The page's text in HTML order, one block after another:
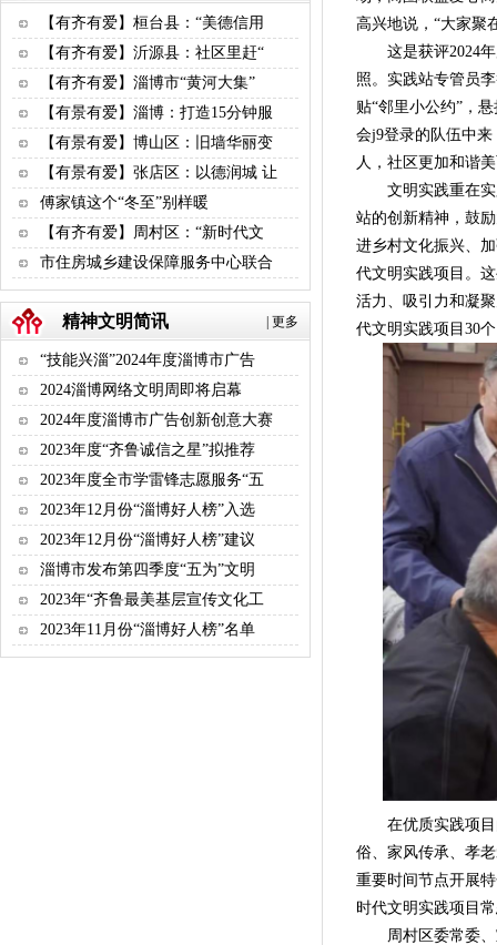
【有齐有爱】桓台县：“美德信用
【有齐有爱】沂源县：社区里赶“
【有齐有爱】淄博市“黄河大集”
【有景有爱】淄博：打造15分钟服
【有景有爱】博山区：旧墙华丽变
【有景有爱】张店区：以德润城 让
傅家镇这个“冬至”别样暖
【有齐有爱】周村区：“新时代文
市住房城乡建设保障服务中心联合
更多
精神文明简讯
“技能兴淄”2024年度淄博市广告
2024淄博网络文明周即将启幕
2024年度淄博市广告创新创意大赛
2023年度“齐鲁诚信之星”拟推荐
2023年度全市学雷锋志愿服务“五
2023年12月份“淄博好人榜”入选
2023年12月份“淄博好人榜”建议
淄博市发布第四季度“五为”文明
2023年“齐鲁最美基层宣传文化工
2023年11月份“淄博好人榜”名单
高兴地说，“大家聚
这是获评2024年
照。实践站专管员
贴“邻里小公约”，
会j9登录的队伍中来
人，社区更加和谐
文明实践重在实
站的创新精神，鼓
进乡村文化振兴、
代文明实践项目。
活力、吸引力和凝
代文明实践项目30
在优质实践项目的
俗、家风传承、孝
重要时间节点开展
时代文明实践项目
周村区委常委